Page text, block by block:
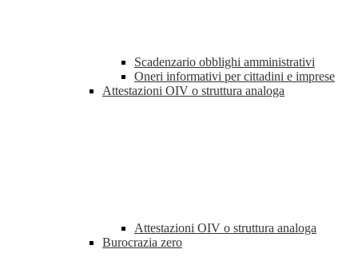
Scadenzario obblighi amministrativi
Oneri informativi per cittadini e imprese
Attestazioni OIV o struttura analoga
Attestazioni OIV o struttura analoga
Burocrazia zero